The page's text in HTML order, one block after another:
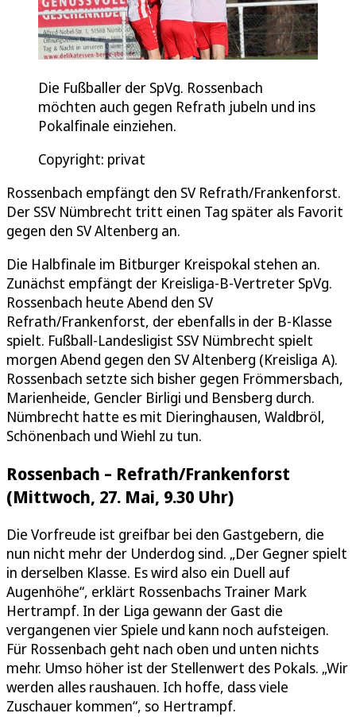
Die Fußballer der SpVg. Rossenbach
möchten auch gegen Refrath jubeln und ins
Pokalfinale einziehen.
Copyright: privat
Rossenbach empfängt den SV Refrath/Frankenforst.
Der SSV Nümbrecht tritt einen Tag später als Favorit
gegen den SV Altenberg an.
Die Halbfinale im Bitburger Kreispokal stehen an.
Zunächst empfängt der Kreisliga-B-Vertreter SpVg.
Rossenbach heute Abend den SV
Refrath/Frankenforst, der ebenfalls in der B-Klasse
spielt. Fußball-Landesligist SSV Nümbrecht spielt
morgen Abend gegen den SV Altenberg (Kreisliga A).
Rossenbach setzte sich bisher gegen Frömmersbach,
Marienheide, Gencler Birligi und Bensberg durch.
Nümbrecht hatte es mit Dieringhausen, Waldbröl,
Schönenbach und Wiehl zu tun.
Rossenbach – Refrath/Frankenforst
(Mittwoch, 27. Mai, 9.30 Uhr)
Die Vorfreude ist greifbar bei den Gastgebern, die
nun nicht mehr der Underdog sind. „Der Gegner spielt
in derselben Klasse. Es wird also ein Duell auf
Augenhöhe“, erklärt Rossenbachs Trainer Mark
Hertrampf. In der Liga gewann der Gast die
vergangenen vier Spiele und kann noch aufsteigen.
Für Rossenbach geht nach oben und unten nichts
mehr. Umso höher ist der Stellenwert des Pokals. „Wir
werden alles raushauen. Ich hoffe, dass viele
Zuschauer kommen“, so Hertrampf.